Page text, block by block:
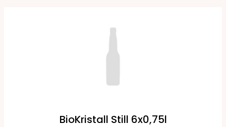
BioKristall Still 6x0,75l